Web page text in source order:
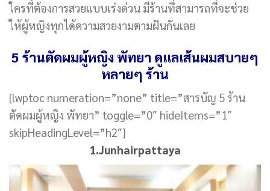
ใครที่ต้องการสวยแบบเร่งด่วน มีร้านที่สามารถที่จะช่วย
ให้ผู้หญิงทุกได้ความสวยงามตามฝันกันเลย
5 ร้านตัดผมผู้หญิง พัทยา ดูแลเส้นผมสบายๆ
หลายๆ ร้าน
[lwptoc numeration=”none” title=”สารบัญ 5 ร้าน
ตัดผมผู้หญิง พัทยา” toggle=”0″ hideItems=”1″
skipHeadingLevel=”h2″]
1.Junhairpattaya